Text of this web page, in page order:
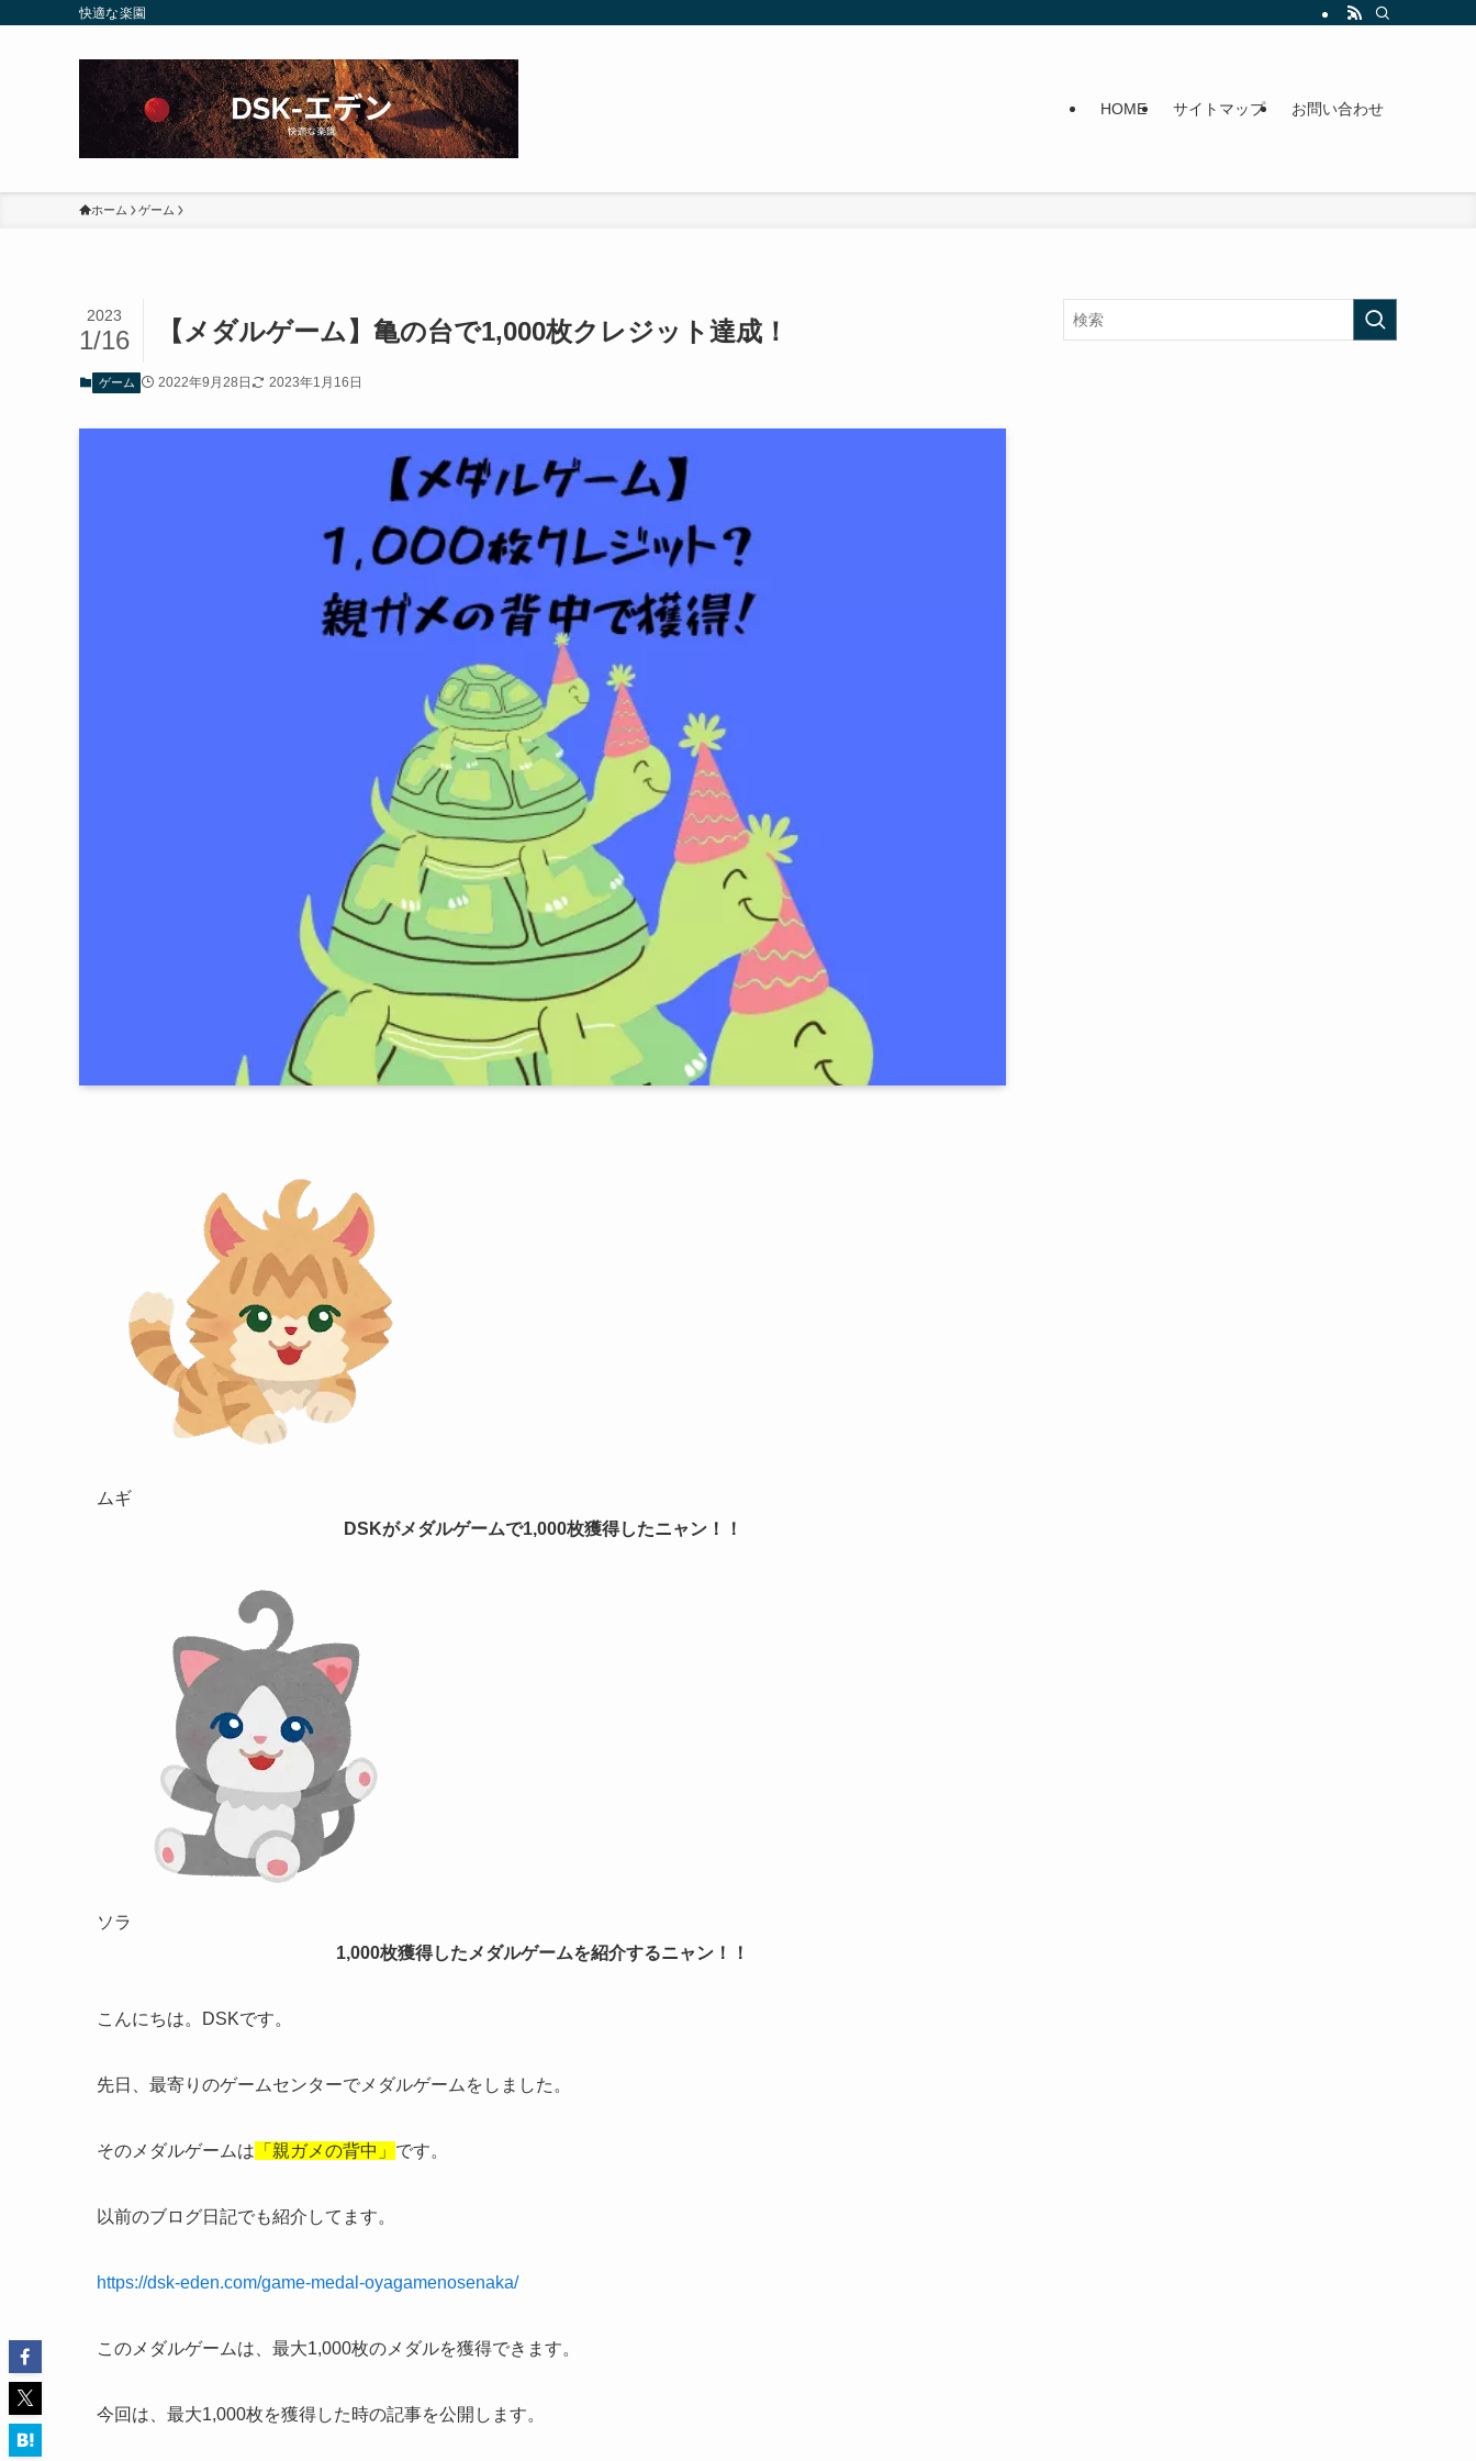
快適な楽園
HOME サイトマップ お問い合わせ
ホーム ゲーム
【メダルゲーム】亀の台で1,000枚クレジット達成！
2023
1/16
ゲーム 2022年9月28日 2023年1月16日
ムギ
DSKがメダルゲームで1,000枚獲得したニャン！！
ソラ
1,000枚獲得したメダルゲームを紹介するニャン！！
こんにちは。DSKです。
先日、最寄りのゲームセンターでメダルゲームをしました。
そのメダルゲームは 「親ガメの背中」 です。
以前のブログ日記でも紹介してます。
https://dsk-eden.com/game-medal-oyagamenosenaka/
このメダルゲームは、最大1,000枚のメダルを獲得できます。
今回は、最大1,000枚を獲得した時の記事を公開します。